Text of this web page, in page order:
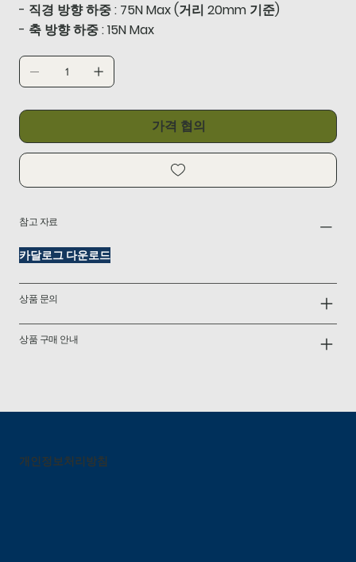
- 직경 방향 하중 : 75N Max (거리 20mm 기준)
- 축 방향 하중 : 15N Max
가격 협의
참고 자료
카달로그 다운로드
상품 문의
상품 구매 안내
개인정보처리방침